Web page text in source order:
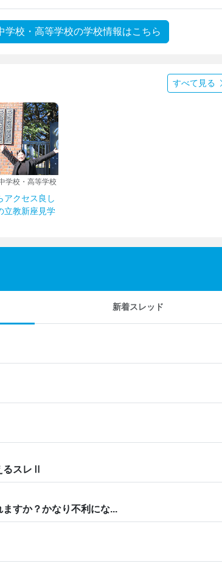
学校・高等学校の学校情報はこちら
すべて見る
学校・高等学校
アクセス良し
立教新座見学
新着スレッド
るスレⅡ
すか？かなり不利にな...